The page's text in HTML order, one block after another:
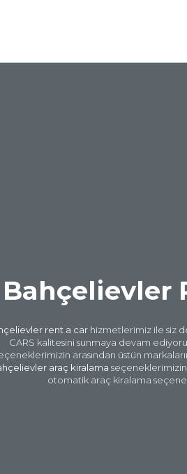
Bahçelievler
rent a car hizmetlerimiz ile siz
CARS kalitesini sunmaya devam
arasından üstün
araç kiralama
otomatik araç kiralama